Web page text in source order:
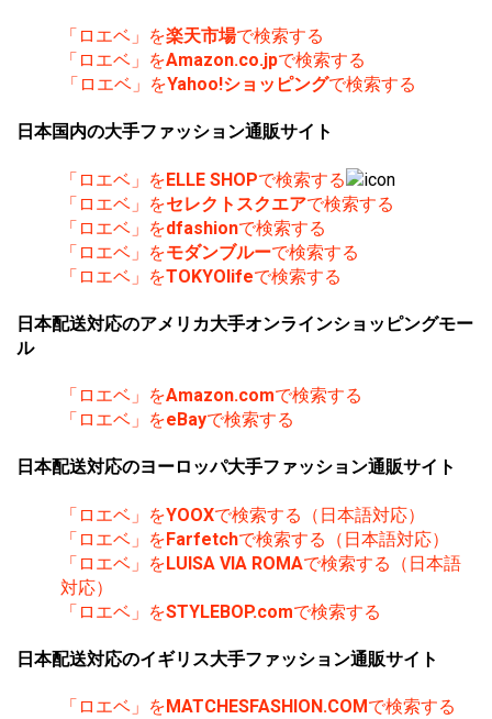
「ロエベ」を楽天市場で検索する
「ロエベ」をAmazon.co.jpで検索する
「ロエベ」をYahoo!ショッピングで検索する
日本国内の大手ファッション通販サイト
「ロエベ」をELLE SHOPで検索する
「ロエベ」をセレクトスクエアで検索する
「ロエベ」をdfashionで検索する
「ロエベ」をモダンブルーで検索する
「ロエベ」をTOKYOlifeで検索する
日本配送対応のアメリカ大手オンラインショッピングモー
ル
「ロエベ」をAmazon.comで検索する
「ロエベ」をeBayで検索する
日本配送対応のヨーロッパ大手ファッション通販サイト
「ロエベ」をYOOXで検索する（日本語対応）
「ロエベ」をFarfetchで検索する（日本語対応）
「ロエベ」をLUISA VIA ROMAで検索する（日本語
対応）
「ロエベ」をSTYLEBOP.comで検索する
日本配送対応のイギリス大手ファッション通販サイト
「ロエベ」をMATCHESFASHION.COMで検索する